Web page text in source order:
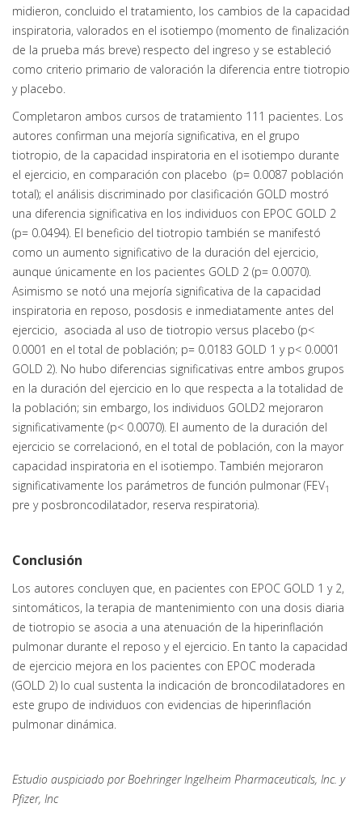
midieron, concluido el tratamiento, los cambios de la capacidad
inspiratoria, valorados en el isotiempo (momento de finalización
de la prueba más breve) respecto del ingreso y se estableció
como criterio primario de valoración la diferencia entre tiotropio
y placebo.
Completaron ambos cursos de tratamiento 111 pacientes. Los
autores confirman una mejoría significativa, en el grupo
tiotropio, de la capacidad inspiratoria en el isotiempo durante
el ejercicio, en comparación con placebo (p= 0.0087 población
total); el análisis discriminado por clasificación GOLD mostró
una diferencia significativa en los individuos con EPOC GOLD 2
(p= 0.0494). El beneficio del tiotropio también se manifestó
como un aumento significativo de la duración del ejercicio,
aunque únicamente en los pacientes GOLD 2 (p= 0.0070).
Asimismo se notó una mejoría significativa de la capacidad
inspiratoria en reposo, posdosis e inmediatamente antes del
ejercicio, asociada al uso de tiotropio versus placebo (p<
0.0001 en el total de población; p= 0.0183 GOLD 1 y p< 0.0001
GOLD 2). No hubo diferencias significativas entre ambos grupos
en la duración del ejercicio en lo que respecta a la totalidad de
la población; sin embargo, los individuos GOLD2 mejoraron
significativamente (p< 0.0070). El aumento de la duración del
ejercicio se correlacionó, en el total de población, con la mayor
capacidad inspiratoria en el isotiempo. También mejoraron
significativamente los parámetros de función pulmonar (FEV1
pre y posbroncodilatador, reserva respiratoria).
Conclusión
Los autores concluyen que, en pacientes con EPOC GOLD 1 y 2,
sintomáticos, la terapia de mantenimiento con una dosis diaria
de tiotropio se asocia a una atenuación de la hiperinflación
pulmonar durante el reposo y el ejercicio. En tanto la capacidad
de ejercicio mejora en los pacientes con EPOC moderada
(GOLD 2) lo cual sustenta la indicación de broncodilatadores en
este grupo de individuos con evidencias de hiperinflación
pulmonar dinámica.
Estudio auspiciado por Boehringer Ingelheim Pharmaceuticals, Inc. y
Pfizer, Inc